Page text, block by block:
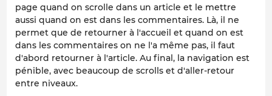
page quand on scrolle dans un article et le mettre
aussi quand on est dans les commentaires. Là, il ne
permet que de retourner à l'accueil et quand on est
dans les commentaires on ne l'a même pas, il faut
d'abord retourner à l'article. Au final, la navigation est
pénible, avec beaucoup de scrolls et d'aller-retour
entre niveaux.